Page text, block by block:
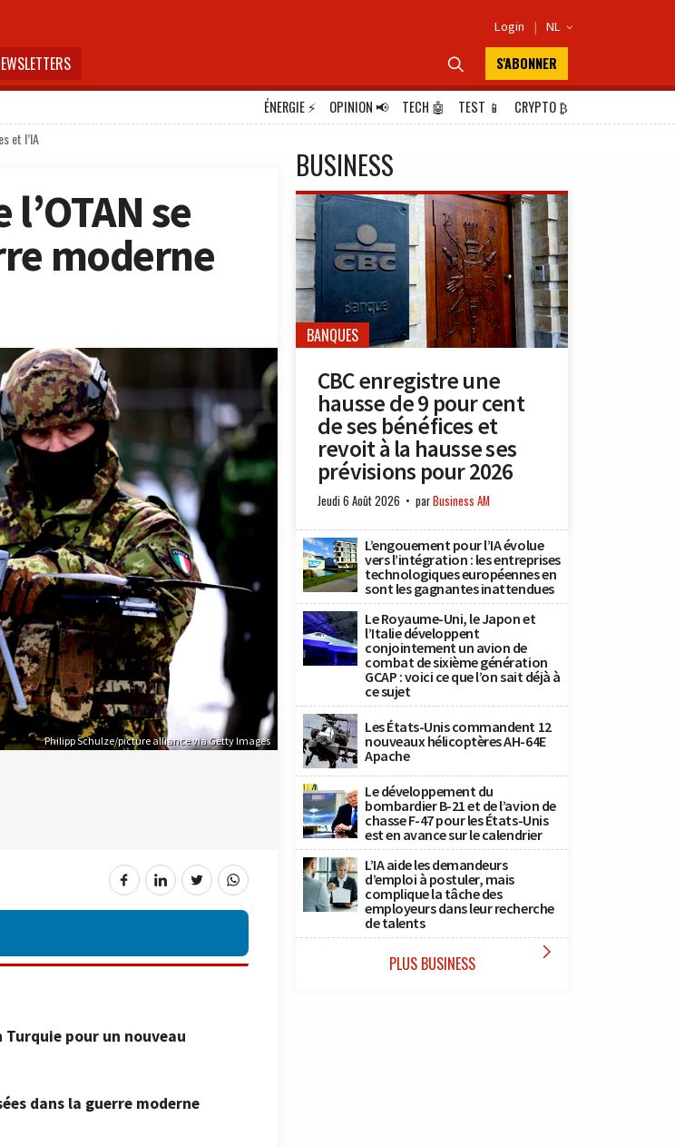
Login | NL 
 S'ABONNER
ÉNERGIE⚡ OPINION📢 TECH 🤖 TEST 📱 CRYPTO₿
et l’IA
se
moderne
Philipp Schulze/picture alliance via Getty Images
Turquie pour un nouveau
dans la guerre moderne
BUSINESS
BANQUES
CBC enregistre une
hausse de 9 pour cent
de ses bénéfices et
revoit à la hausse ses
prévisions pour 2026
Jeudi 6 Août 2026 parBusiness AM
L’engouement pour l’IA évolue
vers l’intégration : les entreprises
technologiques européennes en
sont les gagnantes inattendues
Le Royaume-Uni, le Japon et
l’Italie développent
conjointement un avion de
combat de sixième génération
GCAP : voici ce que l’on sait déjà à
ce sujet
Les États-Unis commandent 12
nouveaux hélicoptères AH-64E
Apache
Le développement du
bombardier B-21 et de l’avion de
chasse F-47 pour les États-Unis
est en avance sur le calendrier
L’IA aide les demandeurs
d’emploi à postuler, mais
complique la tâche des
employeurs dans leur recherche
de talents
PLUS BUSINESS 